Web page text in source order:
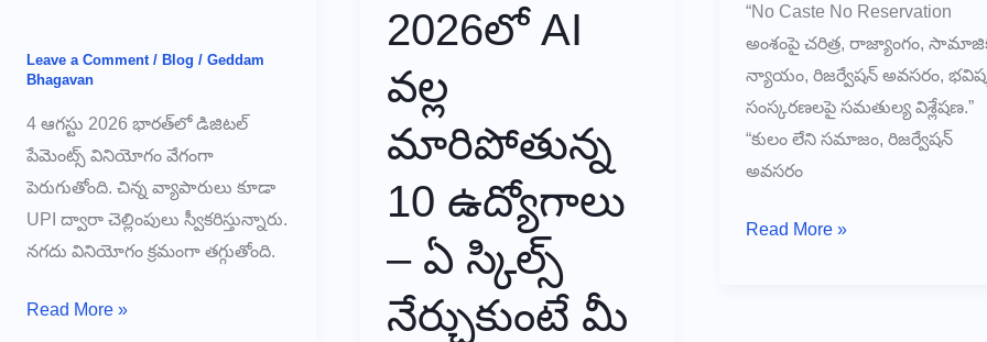
Leave a Comment / Blog / Geddam
Bhagavan
4 ఆగస్టు 2026 భారత్‌లో డిజిటల్
పేమెంట్స్ వినియోగం వేగంగా
పెరుగుతోంది. చిన్న వ్యాపారులు కూడా
UPI ద్వారా చెల్లింపులు స్వీకరిస్తున్నారు.
నగదు వినియోగం క్రమంగా తగ్గుతోంది.
🚨
Read More »
2026లో AI
వల్ల
మారిపోతున్న
10 ఉద్యోగాలు
– ఏ స్కిల్స్
నేర్చుకుంటే మీ
“No Caste No Reservation
అంశంపై చరిత్ర, రాజ్యాంగం,
న్యాయం, రిజర్వేషన్ అవసరం,
సంస్కరణలపై సమతుల్య విశ్లేషణ.”
“కులం లేని సమాజం, రిజర్వేషన్
అవసరం
“No
Read More »